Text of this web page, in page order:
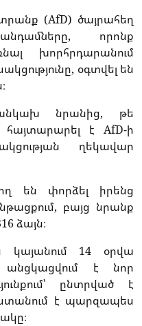
(AfD) ծայրահեղ
որոնք
խորհրդարանում
օգտվել են
նրանից, թե
հայտարարել է AfD-ի
ղեկավար
են փորձել իրենց
բայց նրանք
ձայն։
կայանում 14 օրվա
անցկացվում է նոր
ընտրված է
է պարզապես